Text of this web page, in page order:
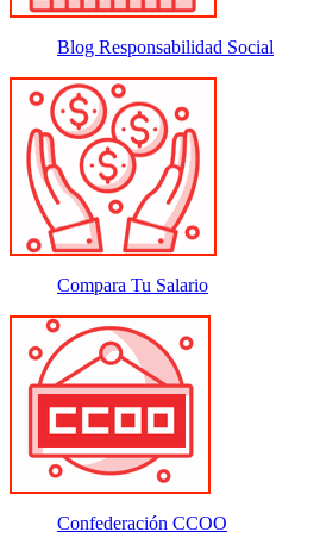
Blog Responsabilidad Social
Compara Tu Salario
Confederación CCOO